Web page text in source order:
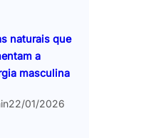
naturais que
a
masculina
22/01/2026